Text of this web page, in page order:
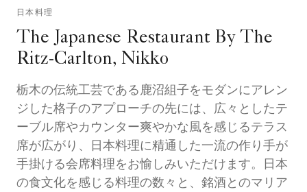
日本料理
The Japanese Restaurant By The
Ritz-Carlton, Nikko
栃木の伝統工芸である鹿沼組子をモダンにアレン
ジした格子のアプローチの先には、広々としたテ
ーブル席やカウンター爽やかな風を感じるテラス
席が広がり、日本料理に精通した一流の作り手が
手掛ける会席料理をお愉しみいただけます。日本
の食文化を感じる料理の数々と、銘酒とのマリア